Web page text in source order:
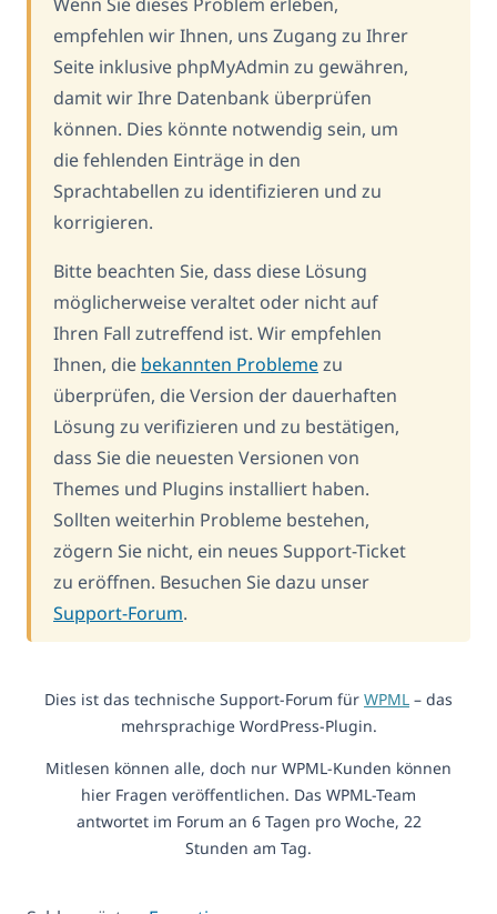
empfehlen wir Ihnen, uns Zugang zu Ihrer
Seite inklusive phpMyAdmin zu gewähren,
damit wir Ihre Datenbank überprüfen
können. Dies könnte notwendig sein, um
die fehlenden Einträge in den
Sprachtabellen zu identifizieren und zu
korrigieren.
Bitte beachten Sie, dass diese Lösung
möglicherweise veraltet oder nicht auf
Ihren Fall zutreffend ist. Wir empfehlen
Ihnen, die bekannten Problemezu
überprüfen, die Version der dauerhaften
Lösung zu verifizieren und zu bestätigen,
dass Sie die neuesten Versionen von
Themes und Plugins installiert haben.
Sollten weiterhin Probleme bestehen,
zögern Sie nicht, ein neues Support-Ticket
zu eröffnen. Besuchen Sie dazu unser
Support-Forum.
Dies ist das technische Support-Forum für WPML – das
mehrsprachige WordPress-Plugin.
Mitlesen können alle, doch nur WPML-Kunden können
hier Fragen veröffentlichen. Das WPML-Team
antwortet im Forum an 6 Tagen pro Woche, 22
Stunden am Tag.